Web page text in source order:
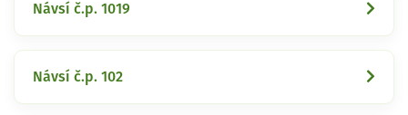
Návsí č.p. 1019
Návsí č.p. 102